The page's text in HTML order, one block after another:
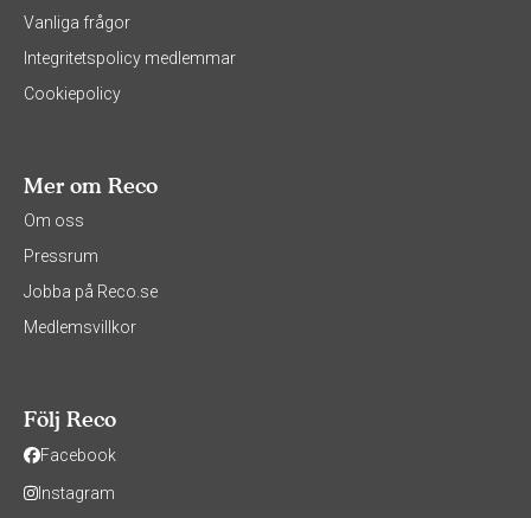
Vanliga frågor
Integritetspolicy medlemmar
Cookiepolicy
Mer om Reco
Om oss
Pressrum
Jobba på Reco.se
Medlemsvillkor
Följ Reco
Facebook
Instagram